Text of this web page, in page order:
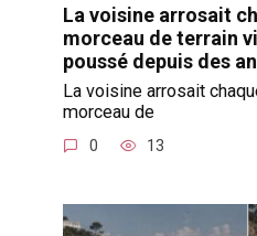
La voisine arrosait
morceau de terrain
poussé depuis des
La voisine arrosait
morceau de
0 13